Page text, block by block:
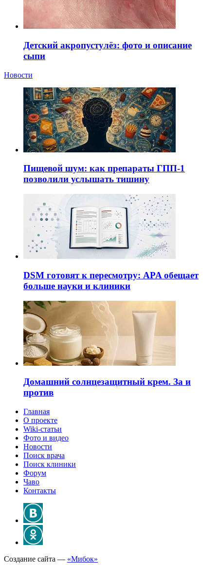
Детский акропустулёз: фото и описание
сыпи
Новости
Пищевой шум: как препараты ГПП-1
позволили услышать тишину
DSM готовят к пересмотру: APA обещает
больше науки и клиники
Домашний солнцезащитный крем. За и
против
Главная
О проекте
Wiki-статьи
Фото и видео
Новости
Поиск врача
Поиск клиники
Форум
Чаво
Контакты
Создание сайта — «Мибок»